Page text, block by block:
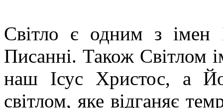
Світло є одним з імен
Писанні. Також Світлом
наш Ісус Христос, а
світлом, яке відганяє